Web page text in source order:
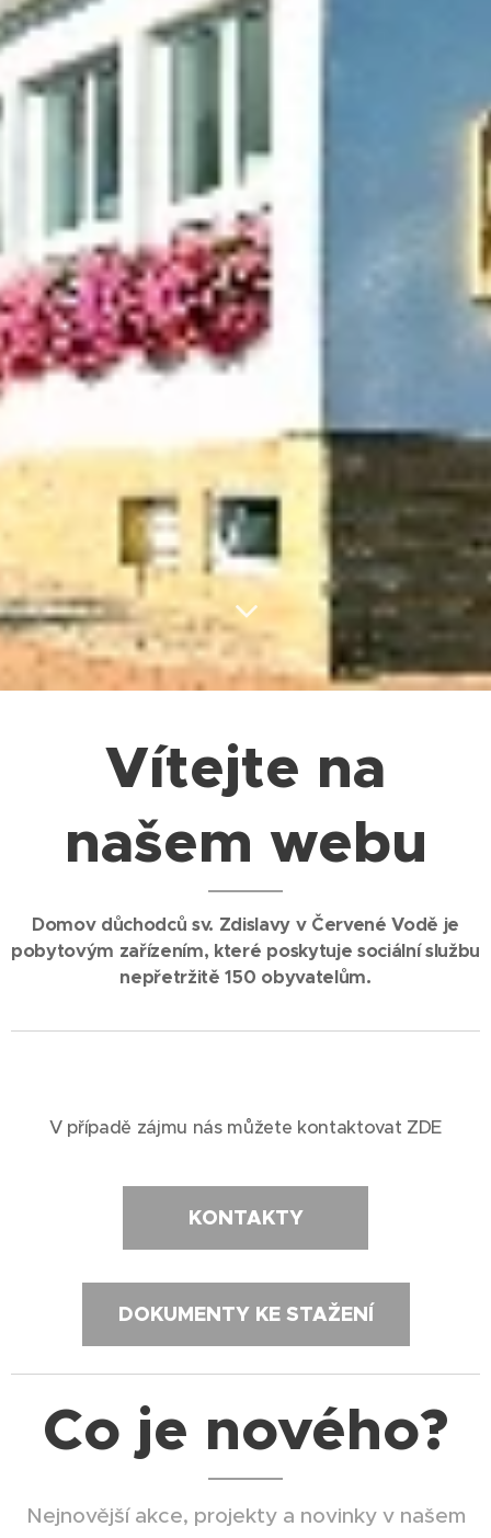
Vítejte na
našem webu
Domov důchodců sv. Zdislavy v Červené Vodě je
pobytovým zařízením, které poskytuje sociální službu
nepřetržitě 150 obyvatelům.
V případě zájmu nás můžete kontaktovat ZDE
KONTAKTY
DOKUMENTY KE STAŽENÍ
Co je nového?
Nejnovější akce, projekty a novinky v našem